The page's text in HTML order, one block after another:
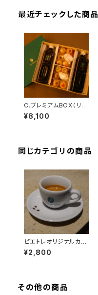
最近チェックした商品
C.プレミアムBOX（リキ
ッドアイスコーヒー２
本、自家製焼き菓子24
¥8,100
同じカテゴリの商品
ピエトレオリジナルカッ
プ＆ソーサー（エスプレ
ッソカップ）
¥2,800
その他の商品